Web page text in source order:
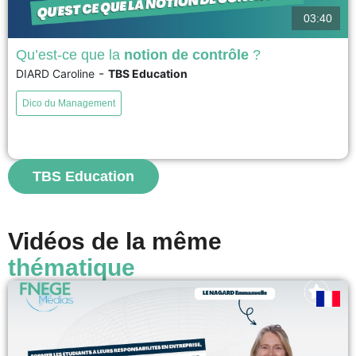
Le contrôle est une notion centrale et multidimensionnelle, présente en
sociologie, psychologie, management, droit et systèmes d'information.
Dans le monde du travail, il s’impose dès qu’il existe une relation
technologique) pour aligner les...
voir
03:40
Qu’est-ce que la notion de contrôle ?
DIARD Caroline - TBS Education
Dico du Management
TBS Education
Vidéos de la même
thématique